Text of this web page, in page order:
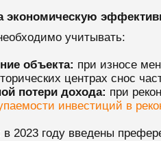
учитывать:
объекта: при износе
центрах снос
потери дохода: при
инвестиций в
в 2023 году введены